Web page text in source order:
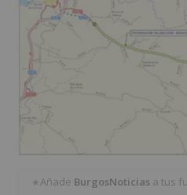
★Añade BurgosNoticias a tus